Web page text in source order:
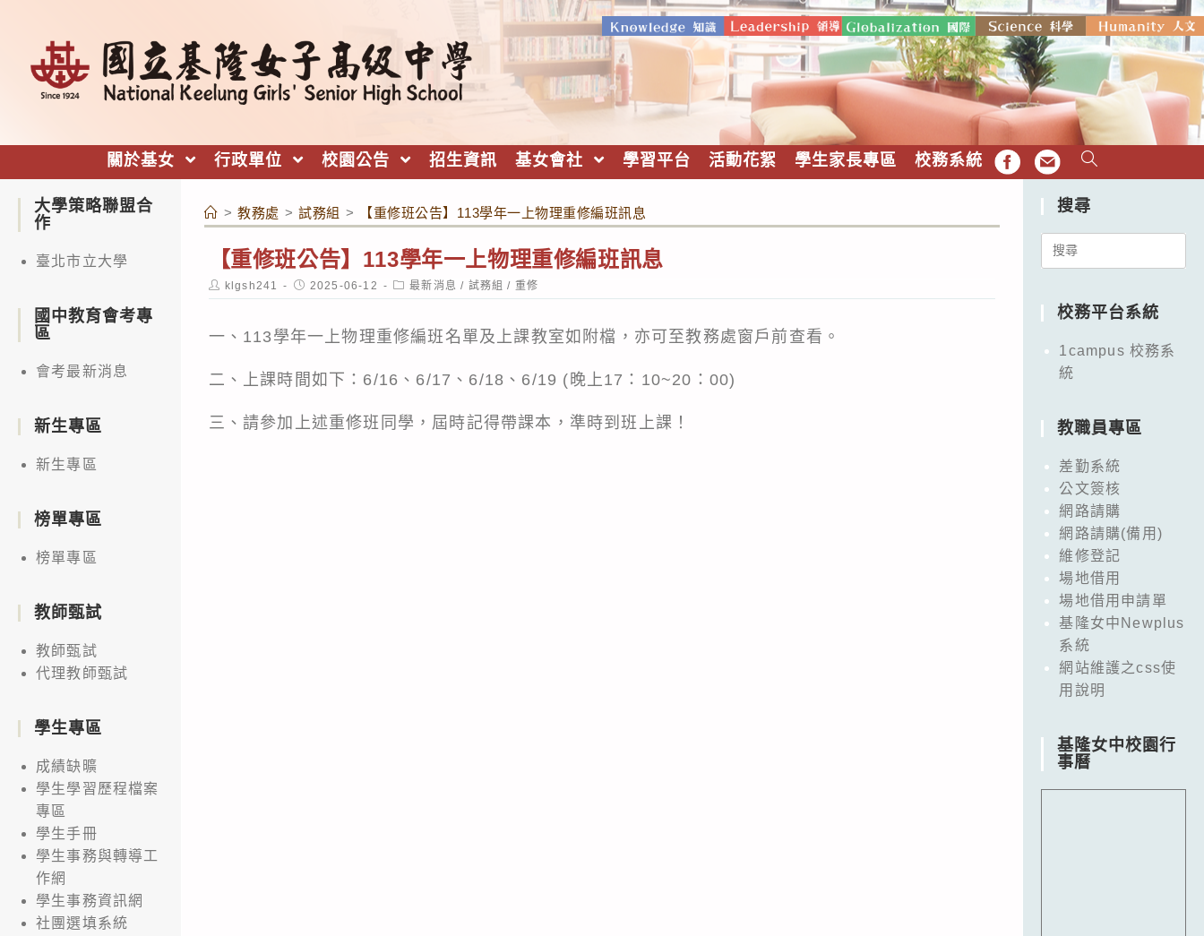
關於基女 行政單位 校園公告 招生資訊 基女會社 學習平台 活動花絮 學生家長專區 校務系統 FB EMAIL
> 教務處 > 試務組 > 【重修班公告】113學年一上物理重修編班訊息
【重修班公告】113學年一上物理重修編班訊息
Post
author:
klgsh241
Post
published:
2025-06-12
Post
category:
最新消息 / 試務組 / 重修
一、113學年一上物理重修編班名單及上課教室如附檔，亦可至教務處窗戶前查看。
二、上課時間如下：6/16、6/17、6/18、6/19 (晚上17：10~20：00)
三、請參加上述重修班同學，屆時記得帶課本，準時到班上課！
大學策略聯盟合
作
臺北市立大學
國中教育會考專
區
會考最新消息
新生專區
新生專區
榜單專區
榜單專區
教師甄試
教師甄試
代理教師甄試
學生專區
成績缺曠
學生學習歷程檔案
專區
學生手冊
學生事務與轉導工
作網
學生事務資訊網
社團選填系統
搜尋
Search
校務平台系統
1campus 校務系
統
教職員專區
差勤系統
公文簽核
網路請購
網路請購(備用)
維修登記
場地借用
場地借用申請單
基隆女中Newplus
系統
網站維護之css使
用說明
基隆女中校園行
事曆